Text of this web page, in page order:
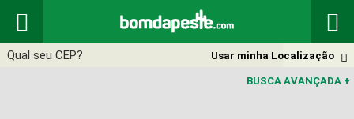
 

Usar minha Localização
BUSCA AVANÇADA +